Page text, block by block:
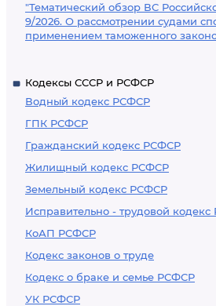
"Тематический обзор ВС
9/2026. О рассмотрении судами
применением таможенного
Кодексы СССР и РСФСР
Водный кодекс РСФСР
ГПК РСФСР
Гражданский кодекс РСФСР
Жилищный кодекс РСФСР
Земельный кодекс РСФСР
Исправительно - трудовой
КоАП РСФСР
Кодекс законов о труде
Кодекс о браке и семье РСФСР
УК РСФСР